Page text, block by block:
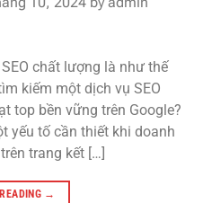
chất lượng là như thế
kiếm một dịch vụ SEO
top bền vững trên Google?
yếu tố cần thiết khi doanh
trang kết […]
→